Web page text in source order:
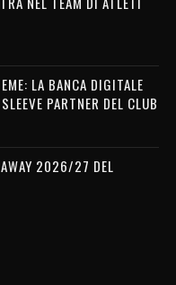
LA BANCA DIGITALE
PARTNER DEL CLUB
AWAY 2026/27 DEL